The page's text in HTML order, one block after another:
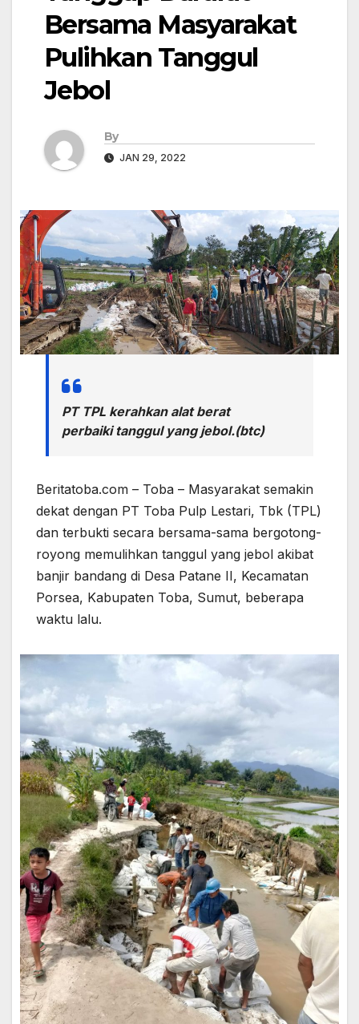
Bersama Masyarakat
Pulihkan Tanggul
Jebol
By
JAN 29, 2022
PT TPL kerahkan alat berat
perbaiki tanggul yang jebol.(btc)
Beritatoba.com – Toba – Masyarakat semakin
dekat dengan PT Toba Pulp Lestari, Tbk (TPL)
dan terbukti secara bersama-sama bergotong-
royong memulihkan tanggul yang jebol akibat
banjir bandang di Desa Patane II, Kecamatan
Porsea, Kabupaten Toba, Sumut, beberapa
waktu lalu.